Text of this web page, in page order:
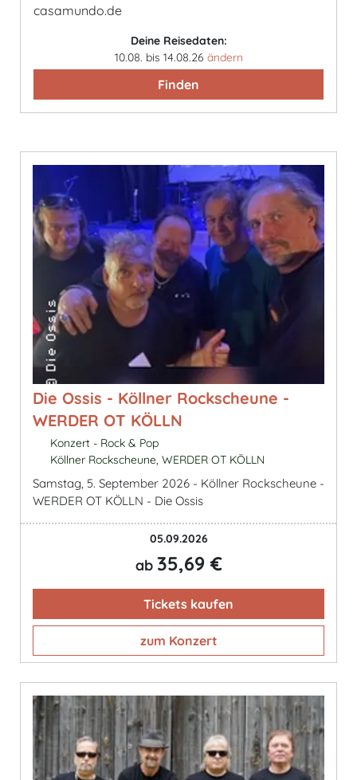
casamundo.de
Deine Reisedaten:
10.08. bis 14.08.26 ändern
Finden
Die Ossis - Köllner Rockscheune -
WERDER OT KÖLLN
Konzert - Rock & Pop
Köllner Rockscheune, WERDER OT KÖLLN
Samstag, 5. September 2026 - Köllner Rockscheune -
WERDER OT KÖLLN - Die Ossis
05.09.2026
ab 35,69 €
Tickets kaufen
zum Konzert